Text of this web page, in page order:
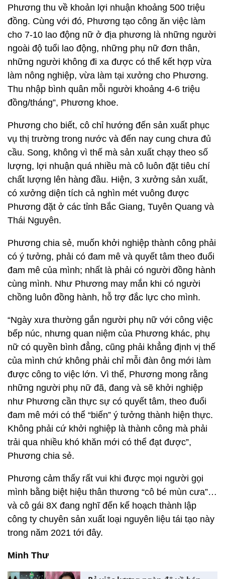
Phương thu về khoản lợi nhuận khoảng 500 triệu
đồng. Cùng với đó, Phương tạo công ăn việc làm
cho 7-10 lao động nữ ở địa phương là những người
ngoài độ tuổi lao động, những phụ nữ đơn thân,
những người không đi xa được có thể kết hợp vừa
làm nông nghiệp, vừa làm tại xưởng cho Phương.
Thu nhập bình quân mỗi người khoảng 4-6 triệu
đồng/tháng”, Phương khoe.
Phương cho biết, cô chỉ hướng đến sản xuất phục
vụ thị trường trong nước và đến nay cung chưa đủ
cầu. Song, không vì thế mà sản xuất chạy theo số
lượng, lợi nhuận quá nhiều mà cô luôn đặt tiêu chí
chất lượng lên hàng đầu. Hiện, 3 xưởng sản xuất,
có xưởng diện tích cả nghìn mét vuông được
Phương đặt ở các tỉnh Bắc Giang, Tuyên Quang và
Thái Nguyên.
Phương chia sẻ, muốn khởi nghiệp thành công phải
có ý tưởng, phải có đam mê và quyết tâm theo đuổi
đam mê của mình; nhất là phải có người đồng hành
cùng mình. Như Phương may mắn khi có người
chồng luôn đồng hành, hỗ trợ đắc lực cho mình.
“Ngày xưa thường gắn người phụ nữ với công việc
bếp núc, nhưng quan niệm của Phương khác, phụ
nữ có quyền bình đẳng, cũng phải khẳng định vị thế
của mình chứ không phải chỉ mỗi đàn ông mới làm
được công to việc lớn. Vì thế, Phương mong rằng
những người phụ nữ đã, đang và sẽ khởi nghiệp
như Phương cần thực sự có quyết tâm, theo đuổi
đam mê mới có thể “biến” ý tưởng thành hiện thực.
Không phải cứ khởi nghiệp là thành công mà phải
trải qua nhiều khó khăn mới có thể đạt được”,
Phương chia sẻ.
Phương cảm thấy rất vui khi được mọi người gọi
mình bằng biệt hiệu thân thương “cô bé mùn cưa”…
và cô gái 8X đang nghĩ đến kế hoạch thành lập
công ty chuyên sản xuất loại nguyên liệu tái tạo này
trong năm 2021 tới đây.
Minh Thư